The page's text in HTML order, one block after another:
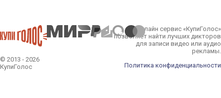
© 2013 - 2026
КупиГолос
Онлайн сервис «КупиГолос»
позволяет найти лучших дикторов
для записи видео или аудио
рекламы.
Политика конфиденциальности